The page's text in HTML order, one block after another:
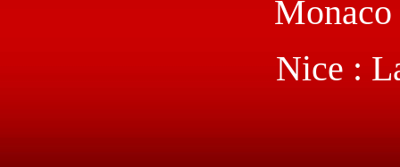
Nice :